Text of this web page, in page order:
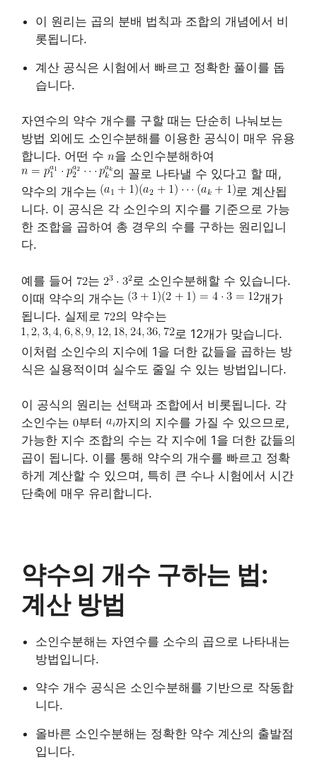
이 원리는 곱의 분배 법칙과 조합의 개념에서 비
롯됩니다.
계산 공식은 시험에서 빠르고 정확한 풀이를 돕
습니다.
자연수의 약수 개수를 구할 때는 단순히 나눠보는
방법 외에도 소인수분해를 이용한 공식이 매우 유용
합니다. 어떤 수
을 소인수분해하여
의 꼴로 나타낼 수 있다고 할 때,
약수의 개수는
로 계산됩
니다. 이 공식은 각 소인수의 지수를 기준으로 가능
한 조합을 곱하여 총 경우의 수를 구하는 원리입니
다.
예를 들어 는
로 소인수분해할 수 있습니다.
이때 약수의 개수는
개가
됩니다. 실제로
의 약수는
로 12개가 맞습니다.
이처럼 소인수의 지수에 1을 더한 값들을 곱하는 방
식은 실용적이며 실수도 줄일 수 있는 방법입니다.
이 공식의 원리는 선택과 조합에서 비롯됩니다. 각
소인수는
부터
까지의 지수를 가질 수 있으므로,
가능한 지수 조합의 수는 각 지수에 1을 더한 값들의
곱이 됩니다. 이를 통해 약수의 개수를 빠르고 정확
하게 계산할 수 있으며, 특히 큰 수나 시험에서 시간
단축에 매우 유리합니다.
약수의 개수 구하는 법:
계산 방법
소인수분해는 자연수를 소수의 곱으로 나타내는
방법입니다.
약수 개수 공식은 소인수분해를 기반으로 작동합
니다.
올바른 소인수분해는 정확한 약수 계산의 출발점
입니다.